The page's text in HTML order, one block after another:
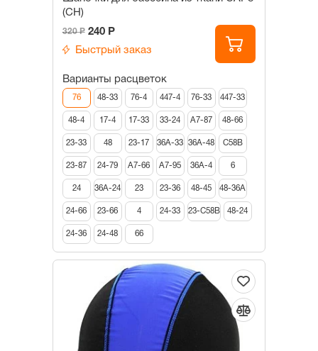
(СН)
320 Р 240 Р
Быстрый заказ
Варианты расцветок
76 48-33 76-4 447-4 76-33 447-33
48-4 17-4 17-33 33-24 А7-87 48-66
23-33 48 23-17 36А-33 36А-48 С58В
23-87 24-79 А7-66 А7-95 36А-4 6
24 36А-24 23 23-36 48-45 48-36А
24-66 23-66 4 24-33 23-C58B 48-24
24-36 24-48 66